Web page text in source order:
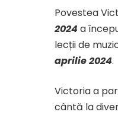
Povestea
2024 a
lecții de
aprilie 2024.
​Victoria a
cântă la